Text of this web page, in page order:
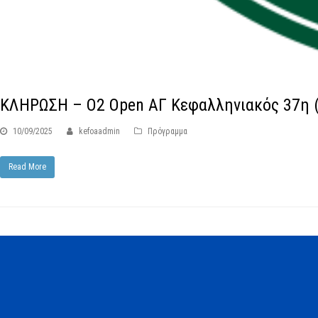
ΚΛΗΡΩΣΗ – Ο2 Open ΑΓ Κεφαλληνιακός 37η
10/09/2025 kefoaadmin Πρόγραμμα
Read More